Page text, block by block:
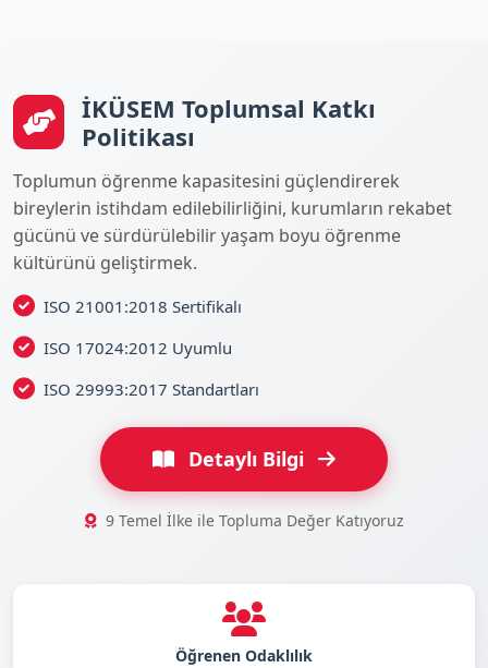
İKÜSEM Toplumsal Katkı
Politikası
Toplumun öğrenme kapasitesini güçlendirerek
bireylerin istihdam edilebilirliğini, kurumların rekabet
gücünü ve sürdürülebilir yaşam boyu öğrenme
kültürünü geliştirmek.
ISO 21001:2018 Sertifikalı
ISO 17024:2012 Uyumlu
ISO 29993:2017 Standartları
Detaylı Bilgi
9 Temel İlke ile Topluma Değer Katıyoruz
Öğrenen Odaklılık